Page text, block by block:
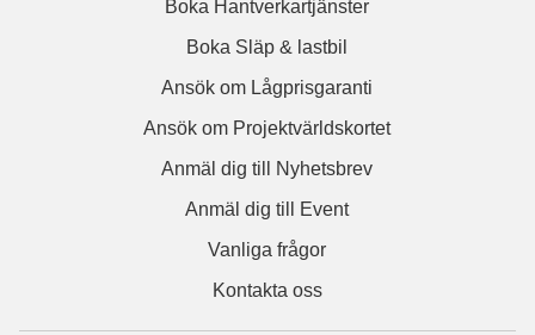
Boka Hantverkartjänster
Boka Släp & lastbil
Ansök om Lågprisgaranti
Ansök om Projektvärldskortet
Anmäl dig till Nyhetsbrev
Anmäl dig till Event
Vanliga frågor
Kontakta oss